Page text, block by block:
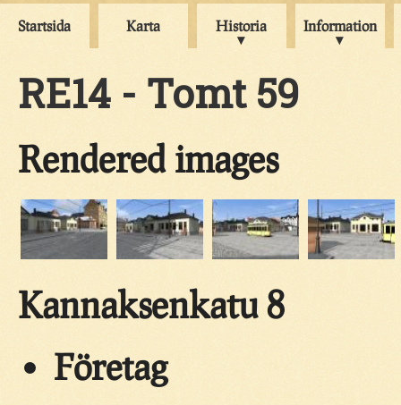
Startsida Karta Historia Information
RE14 - Tomt 59
Rendered images
Kannaksenkatu 8
Företag